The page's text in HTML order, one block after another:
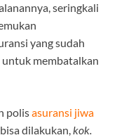
seringkali
yang sudah
membatalkan
polisasuransi jiwa
dilakukan,kok.